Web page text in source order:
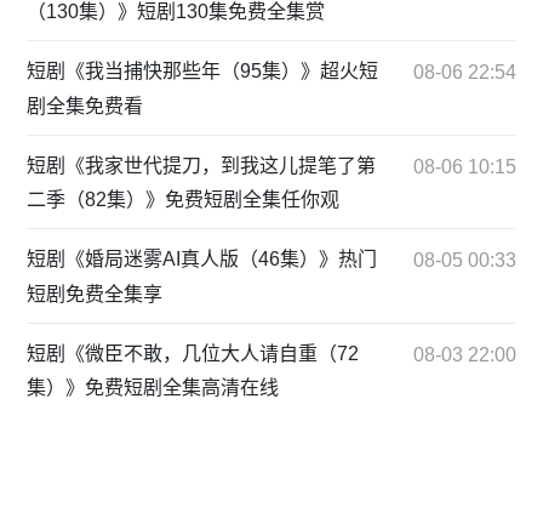
（130集）》短剧130集免费全集赏
短剧《我当捕快那些年（95集）》超火短
剧全集免费看
08-06 22:54
短剧《我家世代提刀，到我这儿提笔了第
二季（82集）》免费短剧全集任你观
08-06 10:15
短剧《婚局迷雾AI真人版（46集）》热门
短剧免费全集享
08-05 00:33
短剧《微臣不敢，几位大人请自重（72
集）》免费短剧全集高清在线
08-03 22:00